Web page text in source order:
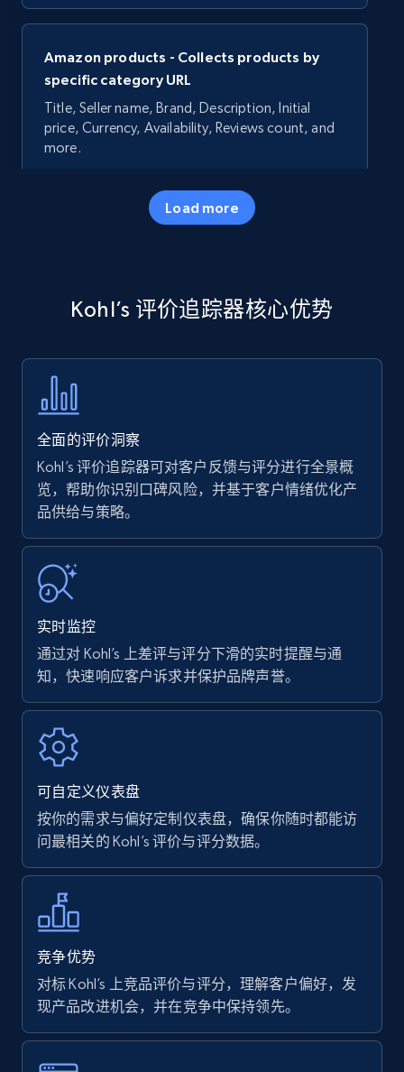
Amazon products - Collects products by
specific category URL
Title, Seller name, Brand, Description, Initial
price, Currency, Availability, Reviews count, and
more.
5.7K+
specific keywords
price, Currency, Availability, Reviews count, and
more.
Amazon products - find products by using
upc numbers
Title, Seller name, Brand, Description, Initial
price, Currency, Availability, Reviews count, and
more.
35.3K+ 5.7K+ 立即开始
Amazon Reviews
URL, Product name, Product rating, Product
rating object, Product rating max, Rating,
Author name, Asin, and more.
URL, Final price, Sku, Currency, Gtin,
Specifications, Image urls, Top reviews, and
more.
5.6K+
Load more
Kohl’s 评价追踪器核心优势
全面的评价洞察
Kohl’s 评价追踪器可对客户反馈与评分进行全景概
览，帮助你识别口碑风险，并基于客户情绪优化产
品供给与策略。
实时监控
通过对 Kohl’s 上差评与评分下滑的实时提醒与通
知，快速响应客户诉求并保护品牌声誉。
可自定义仪表盘
按你的需求与偏好定制仪表盘，确保你随时都能访
问最相关的 Kohl’s 评价与评分数据。
竞争优势
对标 Kohl’s 上竞品评价与评分，理解客户偏好，发
现产品改进机会，并在竞争中保持领先。